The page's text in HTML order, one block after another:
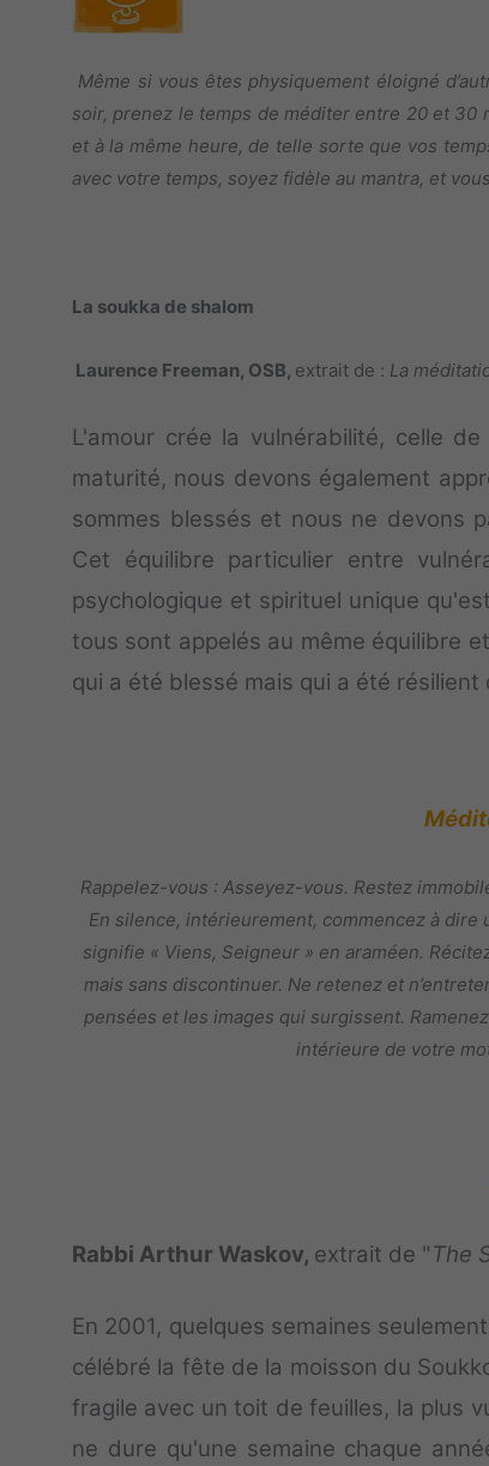
Même si vous êtes physiquement éloigné
soir, prenez le temps de méditer entre 20 et 30
et à la même heure, de telle sorte que vos
avec votre temps, soyez fidèle au mantra, et
La soukka de shalom
Laurence Freeman, OSB, extrait de : La
L'amour crée la vulnérabilité, celle
maturité, nous devons également
sommes blessés et nous ne devons
Cet équilibre particulier entre
psychologique et spirituel unique
tous sont appelés au même équilibre
qui a été blessé mais qui a été
Rappelez-vous : Asseyez-vous. Restez
En silence, intérieurement, commencez à
signifie « Viens, Seigneur » en araméen.
mais sans discontinuer. Ne retenez et
pensées et les images qui surgissent.
intérieure de votre
Rabbi Arthur Waskov, extrait de "The
En 2001, quelques semaines
célébré la fête de la moisson du
fragile avec un toit de feuilles, la plus
ne dure qu'une semaine chaque